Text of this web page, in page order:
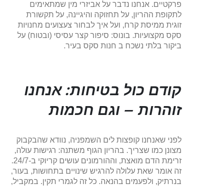
פרקטיים. אנחנו נדבר על אביזרי מין שמתאימים
לתקופת ההריון, על תחזוקה והיגיינה, על תקשורת
זוגית ממיסת קרח, ועל איך לבחור צעצועים מחנויות
סקס מקצועיות. בונוס: סיפור קצר עסיסי (ובטוח) על
ביקור בלתי נשכח ב חנות סקס בעיר.
קודם כול בטיחות: אנחנו
זוהרות – וגם חכמות
לפני שאנחנו קופצות לים השמפניה, נוודא שהבקבוק
מצונן כמו שצריך. בהריון הגוף משתנה: רגישות עולה,
זרימת הדם מואצת, וההורמונים עושים קריוקי ב-24/7.
זה אומר שאת עלולה להרגיש שינויים בתחושות, בעור,
בנרתיק, ולפעמים בהנאה. כל זה לגמרי תקין. במקביל,